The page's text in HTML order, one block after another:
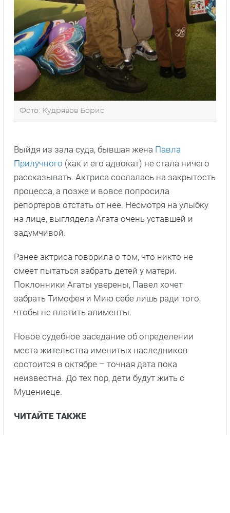
Фото: Кудрявов Борис
Выйдя из зала суда, бывшая жена Павла
Прилучного (как и его адвокат) не стала ничего
рассказывать. Актриса сослалась на закрытость
процесса, а позже и вовсе попросила
репортеров отстать от нее. Несмотря на улыбку
на лице, выглядела Агата очень уставшей и
задумчивой.
Ранее актриса говорила о том, что никто не
смеет пытаться забрать детей у матери.
Поклонники Агаты уверены, Павел хочет
забрать Тимофея и Мию себе лишь ради того,
чтобы не платить алименты.
Новое судебное заседание об определении
места жительства именитых наследников
состоится в октябре – точная дата пока
неизвестна. До тех пор, дети будут жить с
Муцениеце.
ЧИТАЙТЕ ТАКЖЕ